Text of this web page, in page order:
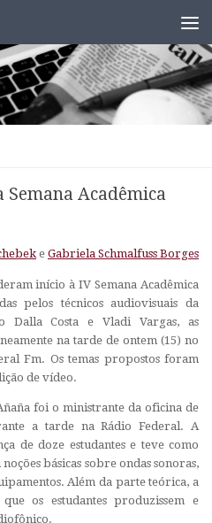
Acadêmica
e Gabriela Schmalfuss Borges
início à IV Semana Acadêmica
pelos técnicos audiovisuais da
Dalla Costa e Vladi Vargas, as
na tarde de ontem (15) no
Fm. Os temas propostos foram
de vídeo.
foi o ministrante da oficina de
a tarde na Rádio Federal. A
de doze estudantes e teve como
básicas sobre ondas sonoras,
Além da parte teórica, a
os estudantes produzissem e